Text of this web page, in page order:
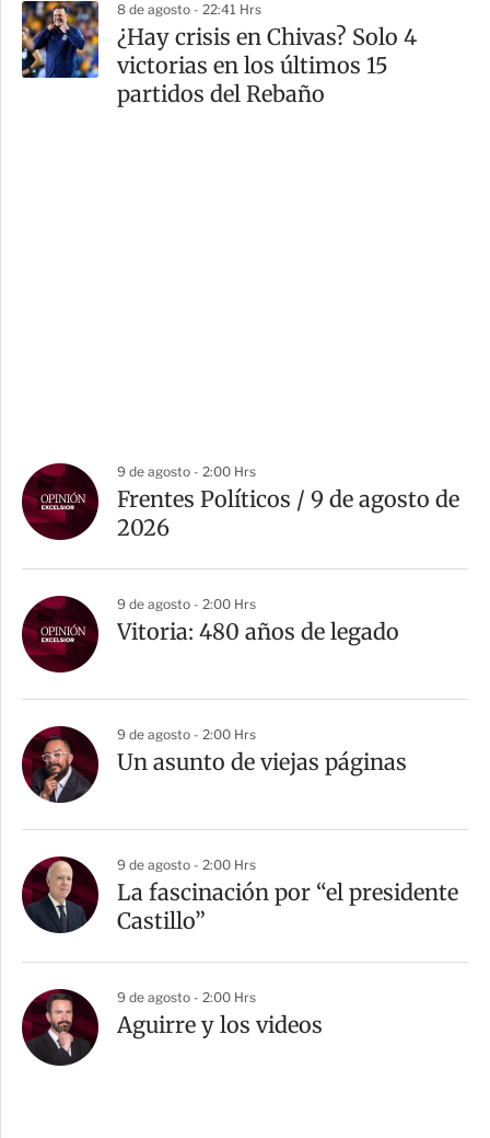
8 de agosto - 22:41 Hrs
¿Hay crisis en Chivas? Solo 4
victorias en los últimos 15
partidos del Rebaño
9 de agosto - 2:00 Hrs
Frentes Políticos / 9 de agosto de
2026
9 de agosto - 2:00 Hrs
Vitoria: 480 años de legado
9 de agosto - 2:00 Hrs
Un asunto de viejas páginas
9 de agosto - 2:00 Hrs
La fascinación por “el presidente
Castillo”
9 de agosto - 2:00 Hrs
Aguirre y los videos